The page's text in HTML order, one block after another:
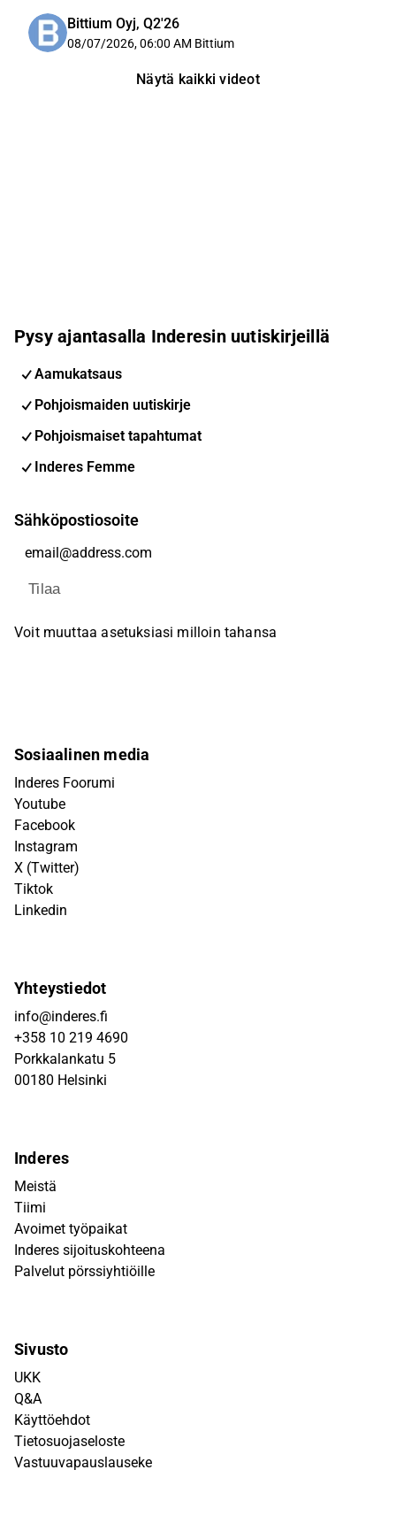
Bittium Oyj, Q2'26
08/07/2026, 06:00 AM Bittium
Näytä kaikki videot
Pysy ajantasalla Inderesin uutiskirjeillä
Aamukatsaus
Pohjoismaiden uutiskirje
Pohjoismaiset tapahtumat
Inderes Femme
Sähköpostiosoite
Tilaa
Voit muuttaa asetuksiasi milloin tahansa
Sosiaalinen media
Inderes Foorumi
Youtube
Facebook
Instagram
X (Twitter)
Tiktok
Linkedin
Yhteystiedot
info@inderes.fi
+358 10 219 4690
Porkkalankatu 5
00180 Helsinki
Inderes
Meistä
Tiimi
Avoimet työpaikat
Inderes sijoituskohteena
Palvelut pörssiyhtiöille
Sivusto
UKK
Q&A
Käyttöehdot
Tietosuojaseloste
Vastuuvapauslauseke